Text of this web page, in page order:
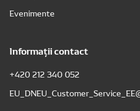
Evenimente
Informații contact
+420 212 340 052